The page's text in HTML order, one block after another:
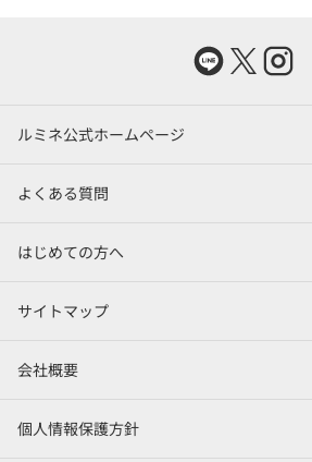
ルミネ公式ホームページ
よくある質問
はじめての方へ
サイトマップ
会社概要
個人情報保護方針